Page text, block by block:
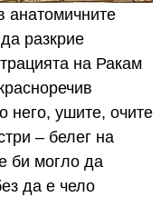
анатомичните
разкрие
на Ракам
него, ушите, очите
– белег на
би могло да
да е чело